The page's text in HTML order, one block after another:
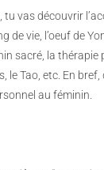
tu vas découvrir
de vie, l’oeuf de
sacré, la thérapie
le Tao, etc. En
au féminin.